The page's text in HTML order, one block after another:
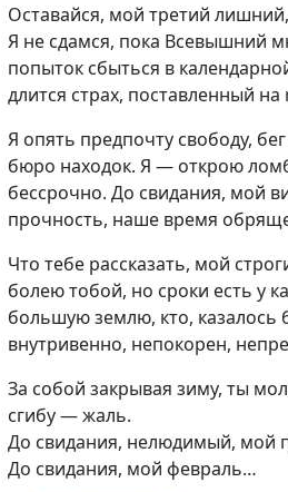
Оставайся, мой третий лишний,
Я не сдамся, пока Всевышний
попыток сбыться в
длится страх, поставленный на
Я опять предпочту свободу,
бюро находок. Я — открою
бессрочно. До свидания, мой
прочность, наше время
Что тебе рассказать, мой
болею тобой, но сроки есть у
большую землю, кто, казалось
внутривенно, непокорен,
За собой закрывая зиму, ты
сгибу — жаль.
До свидания, нелюдимый, мой
До свидания, мой февраль…